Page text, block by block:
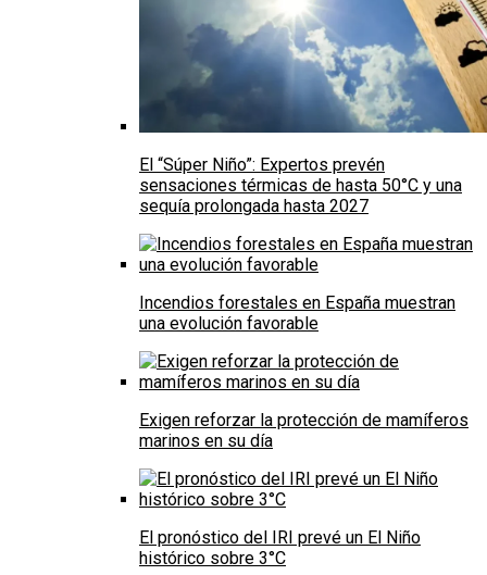
El “Súper Niño”: Expertos prevén
sensaciones térmicas de hasta 50°C y una
sequía prolongada hasta 2027
Incendios forestales en España muestran
una evolución favorable
Exigen reforzar la protección de mamíferos
marinos en su día
El pronóstico del IRI prevé un El Niño
histórico sobre 3°C